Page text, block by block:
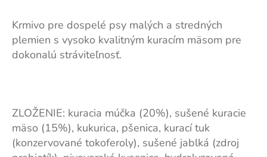
Krmivo pre dospelé psy malých a stredných
plemien s vysoko kvalitným kuracím mäsom pre
dokonalú stráviteľnosť.
ZLOŽENIE: kuracia múčka (20%), sušené kuracie
mäso (15%), kukurica, pšenica, kurací tuk
(konzervované tokoferoly), sušené jablká (zdroj